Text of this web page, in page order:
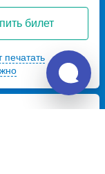
билет
печатать